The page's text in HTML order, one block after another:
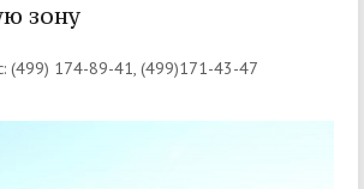
зону
(499) 174-89-41, (499)171-43-47